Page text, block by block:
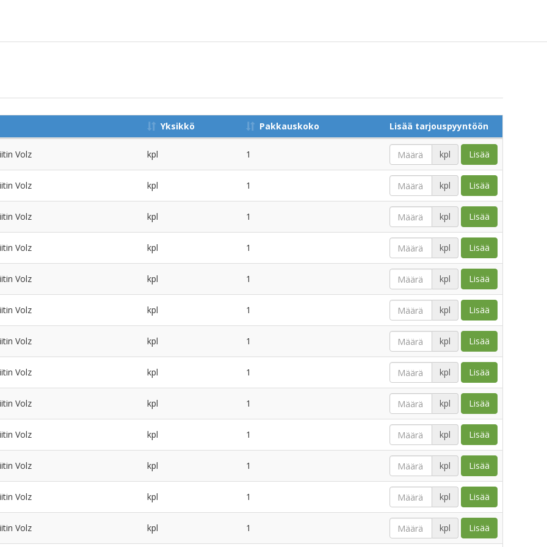
Yksikkö Pakkauskoko Lisää tarjouspyyntöön
Volz kpl 1 kpl Lisää
Volz kpl 1 kpl Lisää
Volz kpl 1 kpl Lisää
Volz kpl 1 kpl Lisää
Volz kpl 1 kpl Lisää
Volz kpl 1 kpl Lisää
Volz kpl 1 kpl Lisää
Volz kpl 1 kpl Lisää
Volz kpl 1 kpl Lisää
Volz kpl 1 kpl Lisää
Volz kpl 1 kpl Lisää
Volz kpl 1 kpl Lisää
Volz kpl 1 kpl Lisää